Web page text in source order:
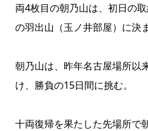
両4枚目の朝乃山は、初日の
の羽出山（玉ノ井部屋）に決
朝乃山は、昨年名古屋場所以
け、勝負の15日間に挑む。
十両復帰を果たした先場所で